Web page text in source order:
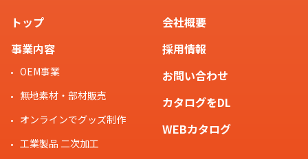
トップ
事業内容
OEM事業
無地素材・部材販売
オンラインでグッズ制作
工業製品 二次加工
会社概要
採用情報
お問い合わせ
カタログをDL
WEBカタログ